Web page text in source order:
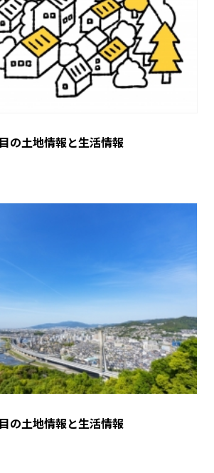
の土地情報と生活情報
の土地情報と生活情報